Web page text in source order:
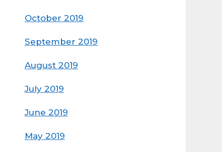
October 2019
September 2019
August 2019
July 2019
June 2019
May 2019